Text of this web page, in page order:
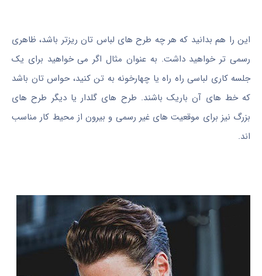
این را هم بدانید که هر چه طرح های لباس تان ریزتر باشد، ظاهری
رسمی تر خواهید داشت. به عنوان مثال اگر می خواهید برای یک
جلسه کاری لباسی راه راه یا چهارخونه به تن کنید، حواس تان باشد
که خط های آن باریک باشند. طرح های گلدار یا دیگر طرح های
بزرگ نیز برای موقعیت های غیر رسمی و بیرون از محیط کار مناسب
اند.